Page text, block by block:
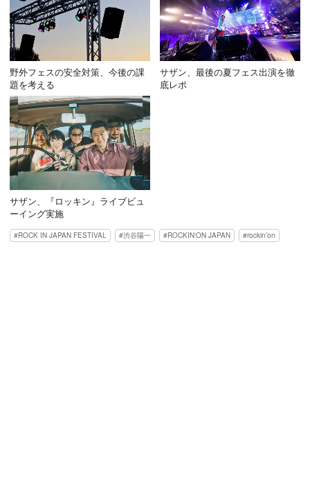
野外フェスの安全対策、今後の課
題を考える
サザン、最後の夏フェス出演を徹
底レポ
サザン、『ロッキン』ライブビュ
ーイング実施
ROCK IN JAPAN FESTIVAL 渋谷陽一 ROCKIN'ON JAPAN rockin’on